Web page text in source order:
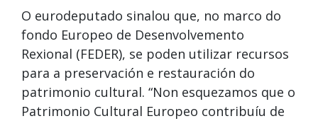
O eurodeputado sinalou que, no marco do
fondo Europeo de Desenvolvemento
Rexional (FEDER), se poden utilizar recursos
para a preservación e restauración do
patrimonio cultural. “Non esquezamos que o
Patrimonio Cultural Europeo contribuíu de